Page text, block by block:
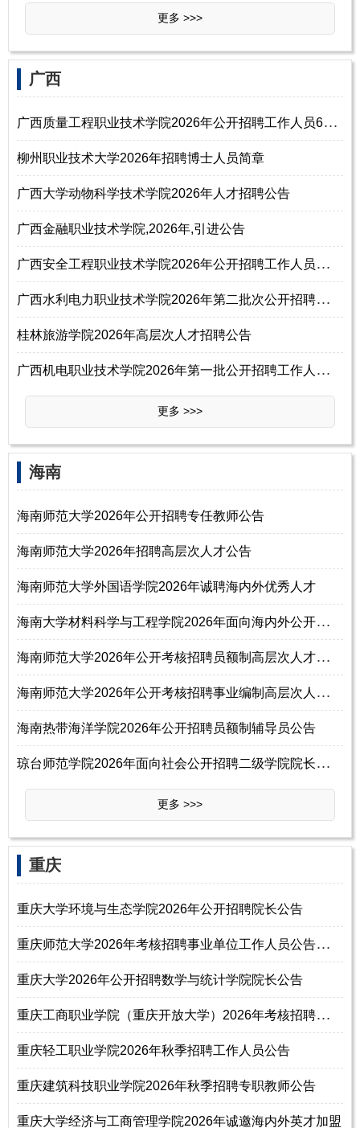
更多 >>>
广西
广
西质量工程职业技术学院2026年公开招聘工作人员65名公告（第一批）
柳州职业技术大学2026年招聘博士人员简章
广西大学动物科学技术学院2026年人才招聘公告
广西金融职业技术学院,2026年,引进公告
广
西安全工程职业技术学院2026年公开招聘工作人员公告（第二批次）
广
西水利电力职业技术学院2026年第二批次公开招聘教职人员控制数工作人员公
桂林旅游学院2026年高层次人才招聘公告
广
西机电职业技术学院2026年第一批公开招聘工作人员公告
更多 >>>
海南
海南师范大学2026年公开招聘专任教师公告
海南师范大学2026年招聘高层次人才公告
海南师范大学外国语学院2026年诚聘海内外优秀人才
海
南大学材料科学与工程学院2026年面向海内外公开招聘院长公告
海
南师范大学2026年公开考核招聘员额制高层次人才公告（153名）
海
南师范大学2026年公开考核招聘事业编制高层次人才公告（80名）
海南热带海洋学院2026年公开招聘员额制辅导员公告
琼
台师范学院2026年面向社会公开招聘二级学院院长及学科带头人公告
更多 >>>
重庆
重庆大学环境与生态学院2026年公开招聘院长公告
重
庆师范大学2026年考核招聘事业单位工作人员公告（第二批）
重庆大学2026年公开招聘数学与统计学院院长公告
重
庆工商职业学院（重庆开放大学）2026年考核招聘非事业编制正高级职称教师
重庆轻工职业学院2026年秋季招聘工作人员公告
重庆建筑科技职业学院2026年秋季招聘专职教师公告
重庆大学经济与工商管理学院2026年诚邀海内外英才加盟